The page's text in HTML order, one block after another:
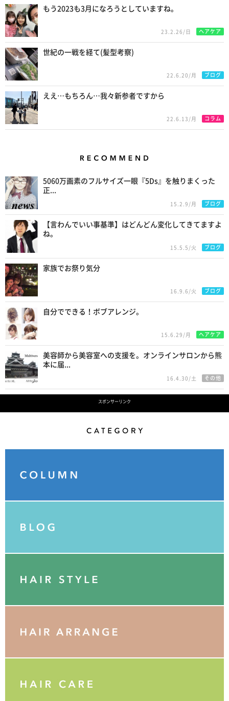
もう2023も3月になろうとしていますね。
23.2.26/日 ヘアケア
世紀の一戦を経て(髪型考察)
22.6.20/月 ブログ
ええ…もちろん…我々新参者ですから
22.6.13/月 コラム
5060万画素のフルサイズ一眼『5Ds』を触りまくった
正...
15.2.9/月 ブログ
【言わんでいい事基準】はどんどん変化してきてますよ
ね。
15.5.5/火 ブログ
家族でお祭り気分
16.9.6/火 ブログ
自分でできる！ボブアレンジ。
15.6.29/月 ヘアケア
美容師から美容室への支援を。オンラインサロンから熊
本に届...
16.4.30/土 その他
スポンサーリンク